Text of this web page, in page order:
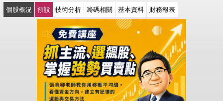
個股概況 預設 技術分析 籌碼相關 基本資料 財務報表